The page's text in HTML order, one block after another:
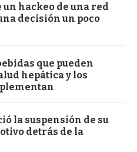
un hackeo de una red
decisión un poco
que pueden
hepática y los
la suspensión de su
detrás de la